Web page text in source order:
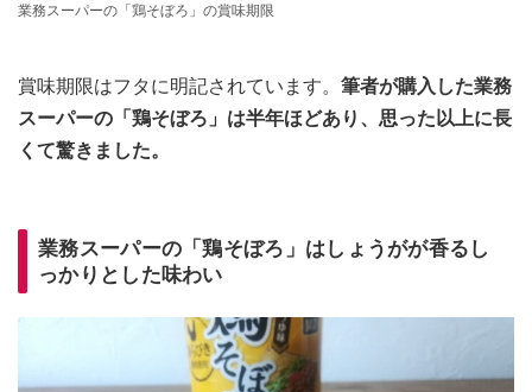
業務スーパーの「鶏そぼろ」の賞味期限
賞味期限はフタに明記されています。 筆者が購入した業務
スーパーの「鶏そぼろ」は半年ほどあり、思った以上に長
くて驚きました。
業務スーパーの「鶏そぼろ」はしょうがが香るし
っかりとした味わい